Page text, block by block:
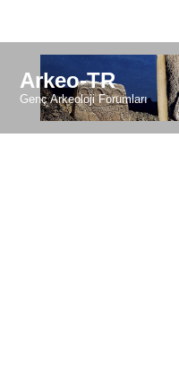
Arkeo-TR
Genç Arkeoloji Forumları